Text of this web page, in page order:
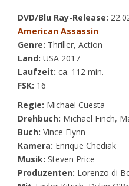
DVD/Blu Ray-Release:
American Assassin
Genre: Thriller, Action
Land: USA 2017
Laufzeit: ca. 112 min.
FSK: 16
Regie: Michael Cuesta
Drehbuch: Michael Finch,
Buch: Vince Flynn
Kamera: Enrique Chediak
Musik: Steven Price
Produzenten: Lorenzo di